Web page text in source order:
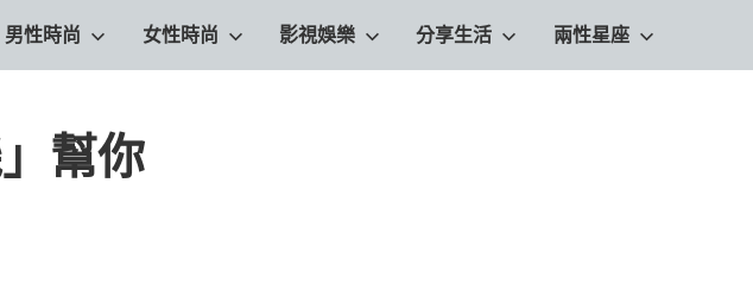
男性時尚 女性時尚 影視娛樂 分享生活 兩性星座
幫你